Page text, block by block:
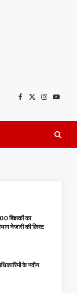
Facebook
X
Instagram
का
ने जारी की लिस्ट
के नवीन